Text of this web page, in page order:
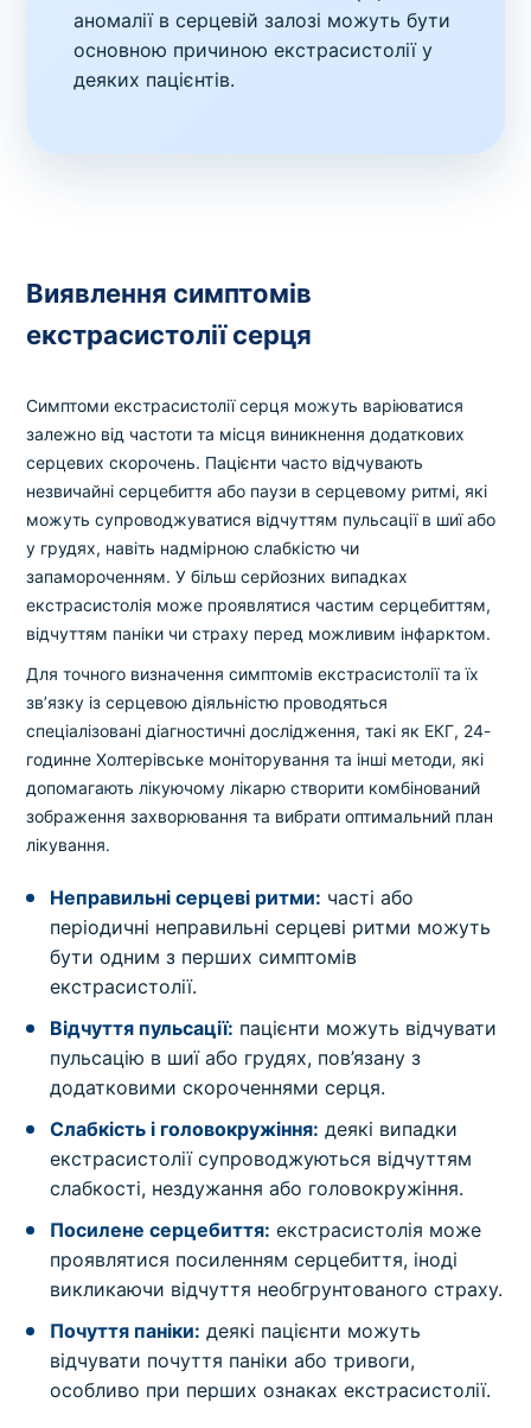
аномалії в серцевій залозі можуть бути
основною причиною екстрасистолії у
деяких пацієнтів.
Виявлення симптомів
екстрасистолії серця
Симптоми екстрасистолії серця можуть варіюватися
залежно від частоти та місця виникнення додаткових
серцевих скорочень. Пацієнти часто відчувають
незвичайні серцебиття або паузи в серцевому ритмі, які
можуть супроводжуватися відчуттям пульсації в шиї або
у грудях, навіть надмірною слабкістю чи
запамороченням. У більш серйозних випадках
екстрасистолія може проявлятися частим серцебиттям,
відчуттям паніки чи страху перед можливим інфарктом.
Для точного визначення симптомів екстрасистолії та їх
зв’язку із серцевою діяльністю проводяться
спеціалізовані діагностичні дослідження, такі як ЕКГ, 24-
годинне Холтерівське моніторування та інші методи, які
допомагають лікуючому лікарю створити комбінований
зображення захворювання та вибрати оптимальний план
лікування.
Неправильні серцеві ритми: часті або
періодичні неправильні серцеві ритми можуть
бути одним з перших симптомів
екстрасистолії.
Відчуття пульсації: пацієнти можуть відчувати
пульсацію в шиї або грудях, пов’язану з
додатковими скороченнями серця.
Слабкість і головокружіння: деякі випадки
екстрасистолії супроводжуються відчуттям
слабкості, нездужання або головокружіння.
Посилене серцебиття: екстрасистолія може
проявлятися посиленням серцебиття, іноді
викликаючи відчуття необгрунтованого страху.
Почуття паніки: деякі пацієнти можуть
відчувати почуття паніки або тривоги,
особливо при перших ознаках екстрасистолії.